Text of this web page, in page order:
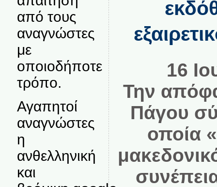
από τους
αναγνώστες
με
οποιοδήποτε
τρόπο.
Αγαπητοί
αναγνώστες
η
ανθελληνική
και
16
Την
Πάγου
οποία